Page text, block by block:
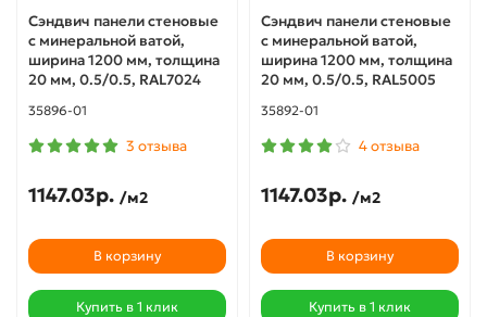
Сэндвич панели стеновые
с минеральной ватой,
ширина 1200 мм, толщина
20 мм, 0.5/0.5, RAL7024
35896-01
3 отзыва
1147.03р. /м2
В корзину
Купить в 1 клик
Сэндвич панели стеновые
с минеральной ватой,
ширина 1200 мм, толщина
20 мм, 0.5/0.5, RAL5005
35892-01
4 отзыва
1147.03р. /м2
В корзину
Купить в 1 клик